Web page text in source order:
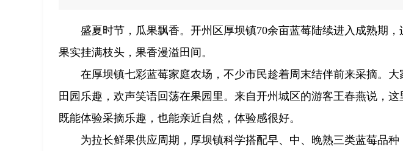
盛夏时节，瓜果飘香。开州区厚坝镇70余亩蓝莓陆续进入成熟期
果实挂满枝头，果香漫溢田间。
在厚坝镇七彩蓝莓家庭农场，不少市民趁着周末结伴前来采摘。
田园乐趣，欢声笑语回荡在果园里。来自开州城区的游客王春燕说，
既能体验采摘乐趣，也能亲近自然，体验感很好。
为拉长鲜果供应周期，厚坝镇科学搭配早、中、晚熟三类蓝莓品